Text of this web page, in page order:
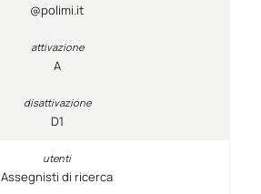
@polimi.it
A
D1
Assegnisti di ricerca